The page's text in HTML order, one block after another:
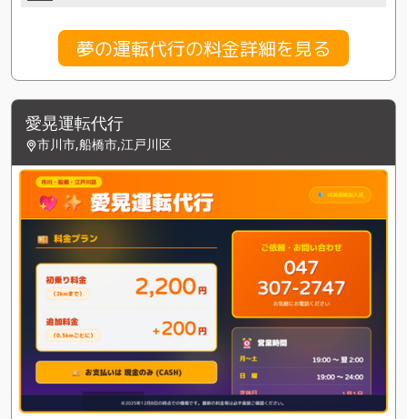
夢の運転代行の料金詳細を見る
愛晃運転代行
市川市,船橋市,江戸川区